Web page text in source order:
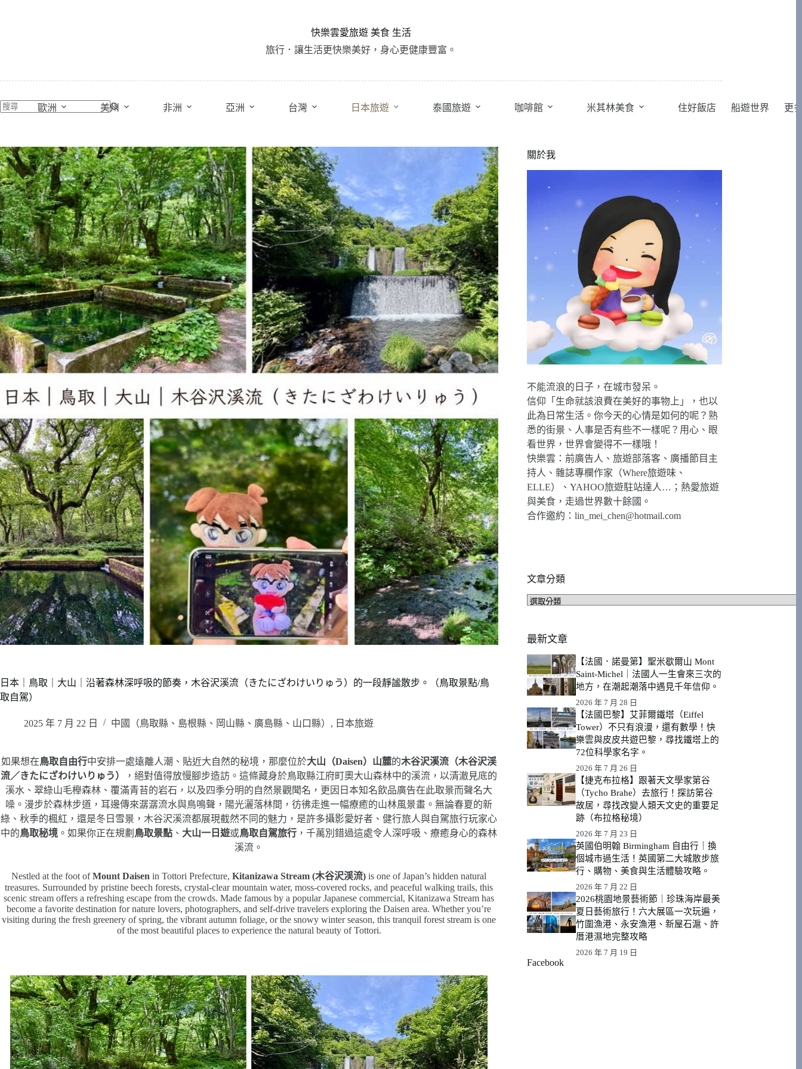
容
快樂雲愛旅遊 美食 生活
旅行．讓生活更快樂美好，身心更健康豐富。
歐洲 美州 非洲 亞洲 台灣 日本旅遊 泰國旅遊 咖啡館 米其林美食 住好飯店 船遊世界 更
日本｜鳥取｜大山｜沿著森林深呼吸的節奏，木谷沢溪流（きたにざわけいりゅう）的一段靜謐散步。（鳥取景點/鳥
取自駕）
2025 年 7 月 22 日 中國（鳥取縣、島根縣、岡山縣、廣島縣、山口縣） , 日本旅遊
如果想在鳥取自由行中安排一處遠離人潮、貼近大自然的秘境，那麼位於大山（Daisen）山麓的木谷沢溪流（木谷沢渓
流／きたにざわけいりゅう）
，絕對值得放慢腳步造訪。這條藏身於鳥取縣江府町奧大山森林中的溪流，以清澈見底的
溪水、翠綠山毛櫸森林、覆滿青苔的岩石，以及四季分明的自然景觀聞名，更因日本知名飲品廣告在此取景而聲名大
噪。漫步於森林步道，耳邊傳來潺潺流水與鳥鳴聲，陽光灑落林間，彷彿走進一幅療癒的山林風景畫。無論春夏的新
綠、秋季的楓紅，還是冬日雪景，木谷沢溪流都展現截然不同的魅力，是許多攝影愛好者、健行旅人與自駕旅行玩家心
中的鳥取秘境 。如果你正在規劃 鳥取景點 、 大山一日遊或鳥取自駕旅行 ，千萬別錯過這處令人深呼吸、療癒身心的森林
溪流。
Nestled at the foot ofMount Daisen in Tottori Prefecture,Kitanizawa Stream (木谷沢渓流) is one of Japan’s hidden natural
treasures. Surrounded by pristine beech forests, crystal-clear mountain water, moss-covered rocks, and peaceful walking trails, this
scenic stream offers a refreshing escape from the crowds. Made famous by a popular Japanese commercial, Kitanizawa Stream has
become a favorite destination for nature lovers, photographers, and self-drive travelers exploring the Daisen area. Whether you’re
visiting during the fresh greenery of spring, the vibrant autumn foliage, or the snowy winter season, this tranquil forest stream is one
of the most beautiful places to experience the natural beauty of Tottori.
關於我
不能流浪的日子，在城市發呆。
信仰「生命就該浪費在美好的事物上」，也以
此為日常生活。你今天的心情是如何的呢？熟
悉的街景、人事是否有些不一樣呢？用心、眼
看世界，世界會變得不一樣哦！
快樂雲：前廣告人、旅遊部落客、廣播節目主
持人、雜誌專欄作家（Where旅遊味、
ELLE）、YAHOO旅遊駐站達人…；熱愛旅遊
與美食，走過世界數十餘國。
合作邀約：lin_mei_chen@hotmail.com
文章分類
文
類
最新文章
【法國．諾曼第】聖米歇爾山 Mont
Saint-Michel｜法國人一生會來三次的
地方，在潮起潮落中遇見千年信仰。
2026 年 7 月 28 日
【法國巴黎】艾菲爾鐵塔（Eiffel
Tower）不只有浪漫，還有數學！快
樂雲與皮皮共遊巴黎，尋找鐵塔上的
72位科學家名字。
2026 年 7 月 26 日
【捷克布拉格】跟著天文學家第谷
（Tycho Brahe）去旅行！探訪第谷
故居，尋找改變人類天文史的重要足
跡（布拉格秘境）
2026 年 7 月 23 日
英國伯明翰 Birmingham 自由行｜換
個城市過生活！英國第二大城散步旅
行、購物、美食與生活體驗攻略。
2026 年 7 月 22 日
2026桃園地景藝術節｜珍珠海岸最美
夏日藝術旅行！六大展區一次玩遍，
竹圍漁港、永安漁港、新屋石滬、許
厝港濕地完整攻略
2026 年 7 月 19 日
Facebook